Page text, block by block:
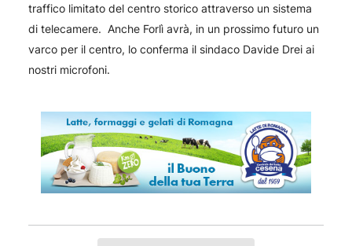
traffico limitato del centro storico attraverso un sistema
di telecamere. Anche Forlì avrà, in un prossimo futuro un
varco per il centro, lo conferma il sindaco Davide Drei ai
nostri microfoni.